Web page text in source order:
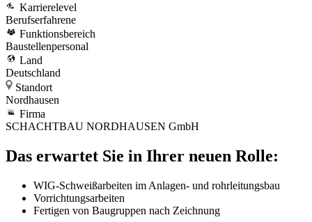
Karrierelevel
Berufserfahrene
Funktionsbereich
Baustellenpersonal
Land
Deutschland
Standort
Nordhausen
Firma
SCHACHTBAU NORDHAUSEN GmbH
Das erwartet Sie in Ihrer neuen Rolle:
WIG-Schweißarbeiten im Anlagen- und rohrleitungsbau
Vorrichtungsarbeiten
Fertigen von Baugruppen nach Zeichnung